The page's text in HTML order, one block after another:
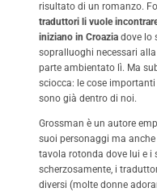
risultato di un romanzo.
traduttori li vuole
iniziano in Croazia dove lo
sopralluoghi necessari
parte ambientato lì. Ma
sciocca: le cose
sono già dentro di noi.
Grossman è un autore
suoi personaggi ma
tavola rotonda dove lui e i
scherzosamente, i
diversi (molte donne